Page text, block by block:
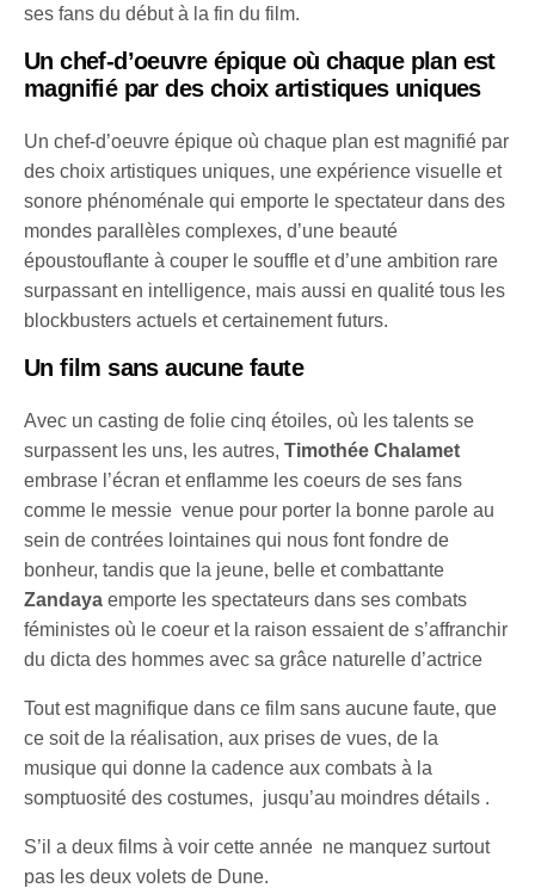
ses fans du début à la fin du film.
Un chef-d’oeuvre épique où chaque plan est
magnifié par des choix artistiques uniques
Un chef-d’oeuvre épique où chaque plan est magnifié par
des choix artistiques uniques, une expérience visuelle et
sonore phénoménale qui emporte le spectateur dans des
mondes parallèles complexes, d’une beauté
époustouflante à couper le souffle et d’une ambition rare
surpassant en intelligence, mais aussi en qualité tous les
blockbusters actuels et certainement futurs.
Un film sans aucune faute
Avec un casting de folie cinq étoiles, où les talents se
surpassent les uns, les autres,Timothée Chalamet
embrase l’écran et enflamme les coeurs de ses fans
comme le messie venue pour porter la bonne parole au
sein de contrées lointaines qui nous font fondre de
bonheur, tandis que la jeune, belle et combattante
Zandayaemporte les spectateurs dans ses combats
féministes où le coeur et la raison essaient de s’affranchir
du dicta des hommes avec sa grâce naturelle d’actrice
Tout est magnifique dans ce film sans aucune faute, que
ce soit de la réalisation, aux prises de vues, de la
musique qui donne la cadence aux combats à la
somptuosité des costumes, jusqu’au moindres détails .
S’il a deux films à voir cette année ne manquez surtout
pas les deux volets de Dune.